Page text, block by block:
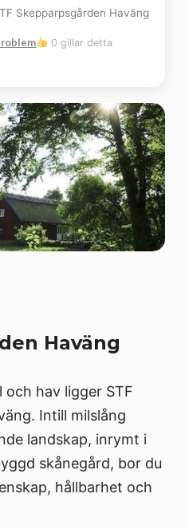
Skepparpsgården Haväng
0 gillar detta
Haväng
och hav ligger STF
Intill milslång
landskap, inrymt i
skånegård, bor du
hållbarhet och